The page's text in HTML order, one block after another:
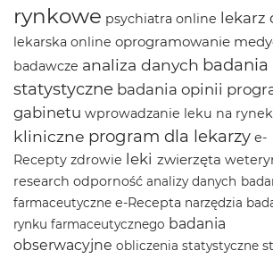
rynkowe psychiatra online lekarz
lekarska online oprogramowanie
badawcze analiza danych badania
statystyczne badania opinii
gabinetu wprowadzanie leku na rynek
kliniczne program dla lekarzy e-
Recepty zdrowie leki zwierzęta
research odporność analizy danych
farmaceutyczne e-Recepta narzędzia
rynku farmaceutycznego badania
obserwacyjne obliczenia statystyczne